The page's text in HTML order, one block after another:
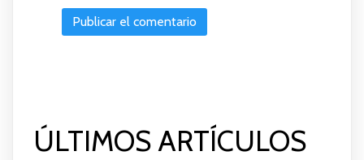
ÚLTIMOS ARTÍCULOS